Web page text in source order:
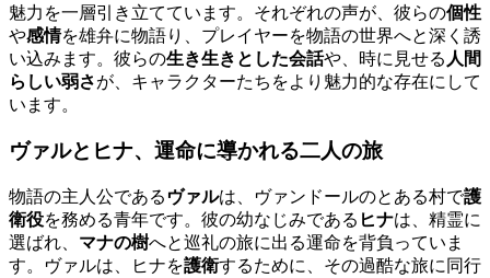
魅力を一層引き立てています。それぞれの声が、彼らの個性
や感情を雄弁に物語り、プレイヤーを物語の世界へと深く誘
い込みます。彼らの生き生きとした会話や、時に見せる 人間
らしい弱さが、キャラクターたちをより魅力的な存在にして
います。
ヴァルと ヒナ、運命に導かれる二人の旅
物語の主人公である ヴァルは、ヴァンドールのとある村で護
衛役を務める青年です。彼の幼なじみである ヒナは、精霊に
選ばれ、 マナの樹へと巡礼の旅に出る運命を背負っていま
す。ヴァルは、ヒナを護衛するために、その過酷な旅に同行